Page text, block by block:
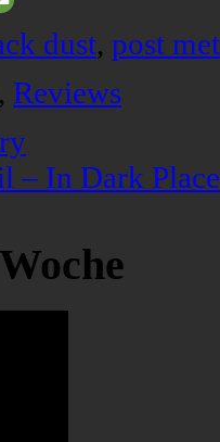
dust, post
, Reviews
– In Dark